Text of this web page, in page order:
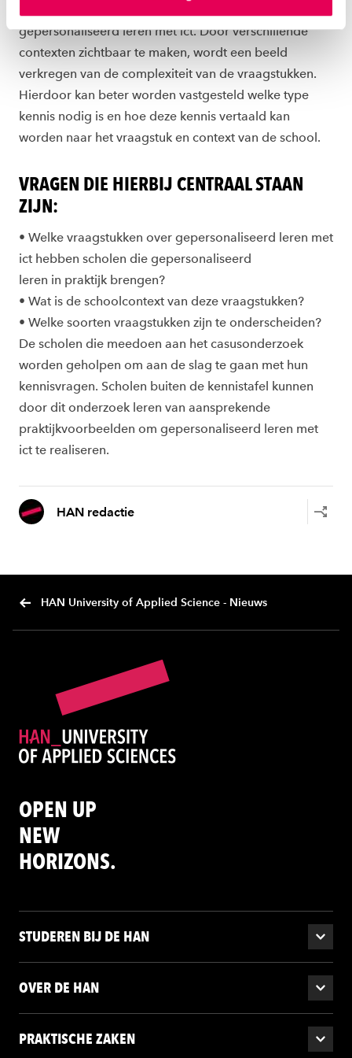
instellen welke cookies we plaatsen. Je kunt je
toestemming altijd wijzigen of intrekken via
onscookiestatement.
gepersonaliseerd leren met ict. Door verschillende
contexten zichtbaar te maken, wordt een beeld
verkregen van de complexiteit van de vraagstukken.
Hierdoor kan beter worden vastgesteld welke type
kennis nodig is en hoe deze kennis vertaald kan
worden naar het vraagstuk en context van de school.
VRAGEN DIE HIERBIJ CENTRAAL STAAN
ZIJN:
• Welke vraagstukken over gepersonaliseerd leren met
ict hebben scholen die gepersonaliseerd
leren in praktijk brengen?
• Wat is de schoolcontext van deze vraagstukken?
• Welke soorten vraagstukken zijn te onderscheiden?
De scholen die meedoen aan het casusonderzoek
worden geholpen om aan de slag te gaan met hun
kennisvragen. Scholen buiten de kennistafel kunnen
door dit onderzoek leren van aansprekende
praktijkvoorbeelden om gepersonaliseerd leren met
ict te realiseren.
HAN redactie
HAN University of Applied Science - Nieuws
OPEN UP
NEW
HORIZONS.
STUDEREN BIJ DE HAN
OVER DE HAN
PRAKTISCHE ZAKEN